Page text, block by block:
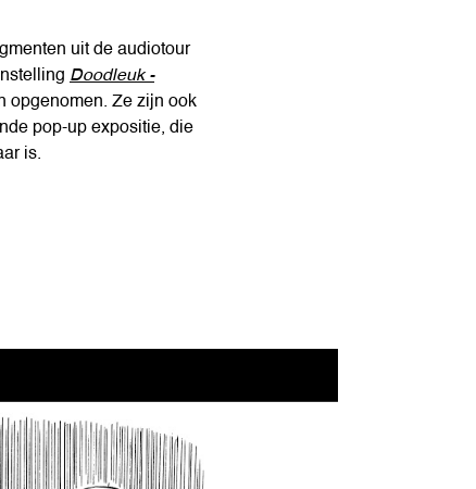
uit de audiotour
Doodleuk -
opgenomen. Ze zijn ook
pop-up expositie, die
is.